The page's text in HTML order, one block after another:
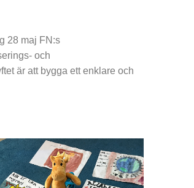
28 maj FN:s
och
är att bygga ett enklare och